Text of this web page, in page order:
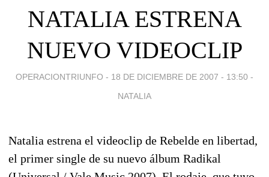
NATALIA ESTRENA
NUEVO VIDEOCLIP
OPERACIONTRIUNFO - 18 DE DICIEMBRE DE 2007 - 13:50 -
NATALIA
Natalia estrena el videoclip de Rebelde en libertad,
el primer single de su nuevo álbum Radikal